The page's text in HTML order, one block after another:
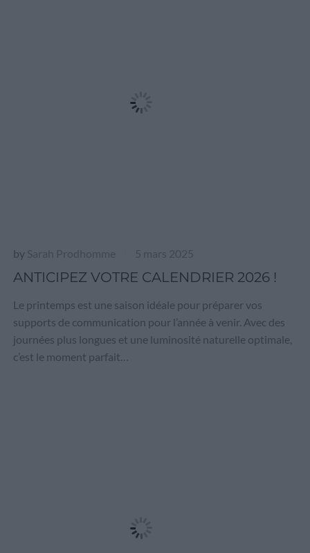
by Sarah Prodhomme 5 mars 2025
ANTICIPEZ VOTRE CALENDRIER 2026 !
Le printemps est une saison idéale pour préparer vos
supports de communication pour l’année à venir. Avec des
journées plus longues et une luminosité naturelle optimale,
c’est le moment parfait…